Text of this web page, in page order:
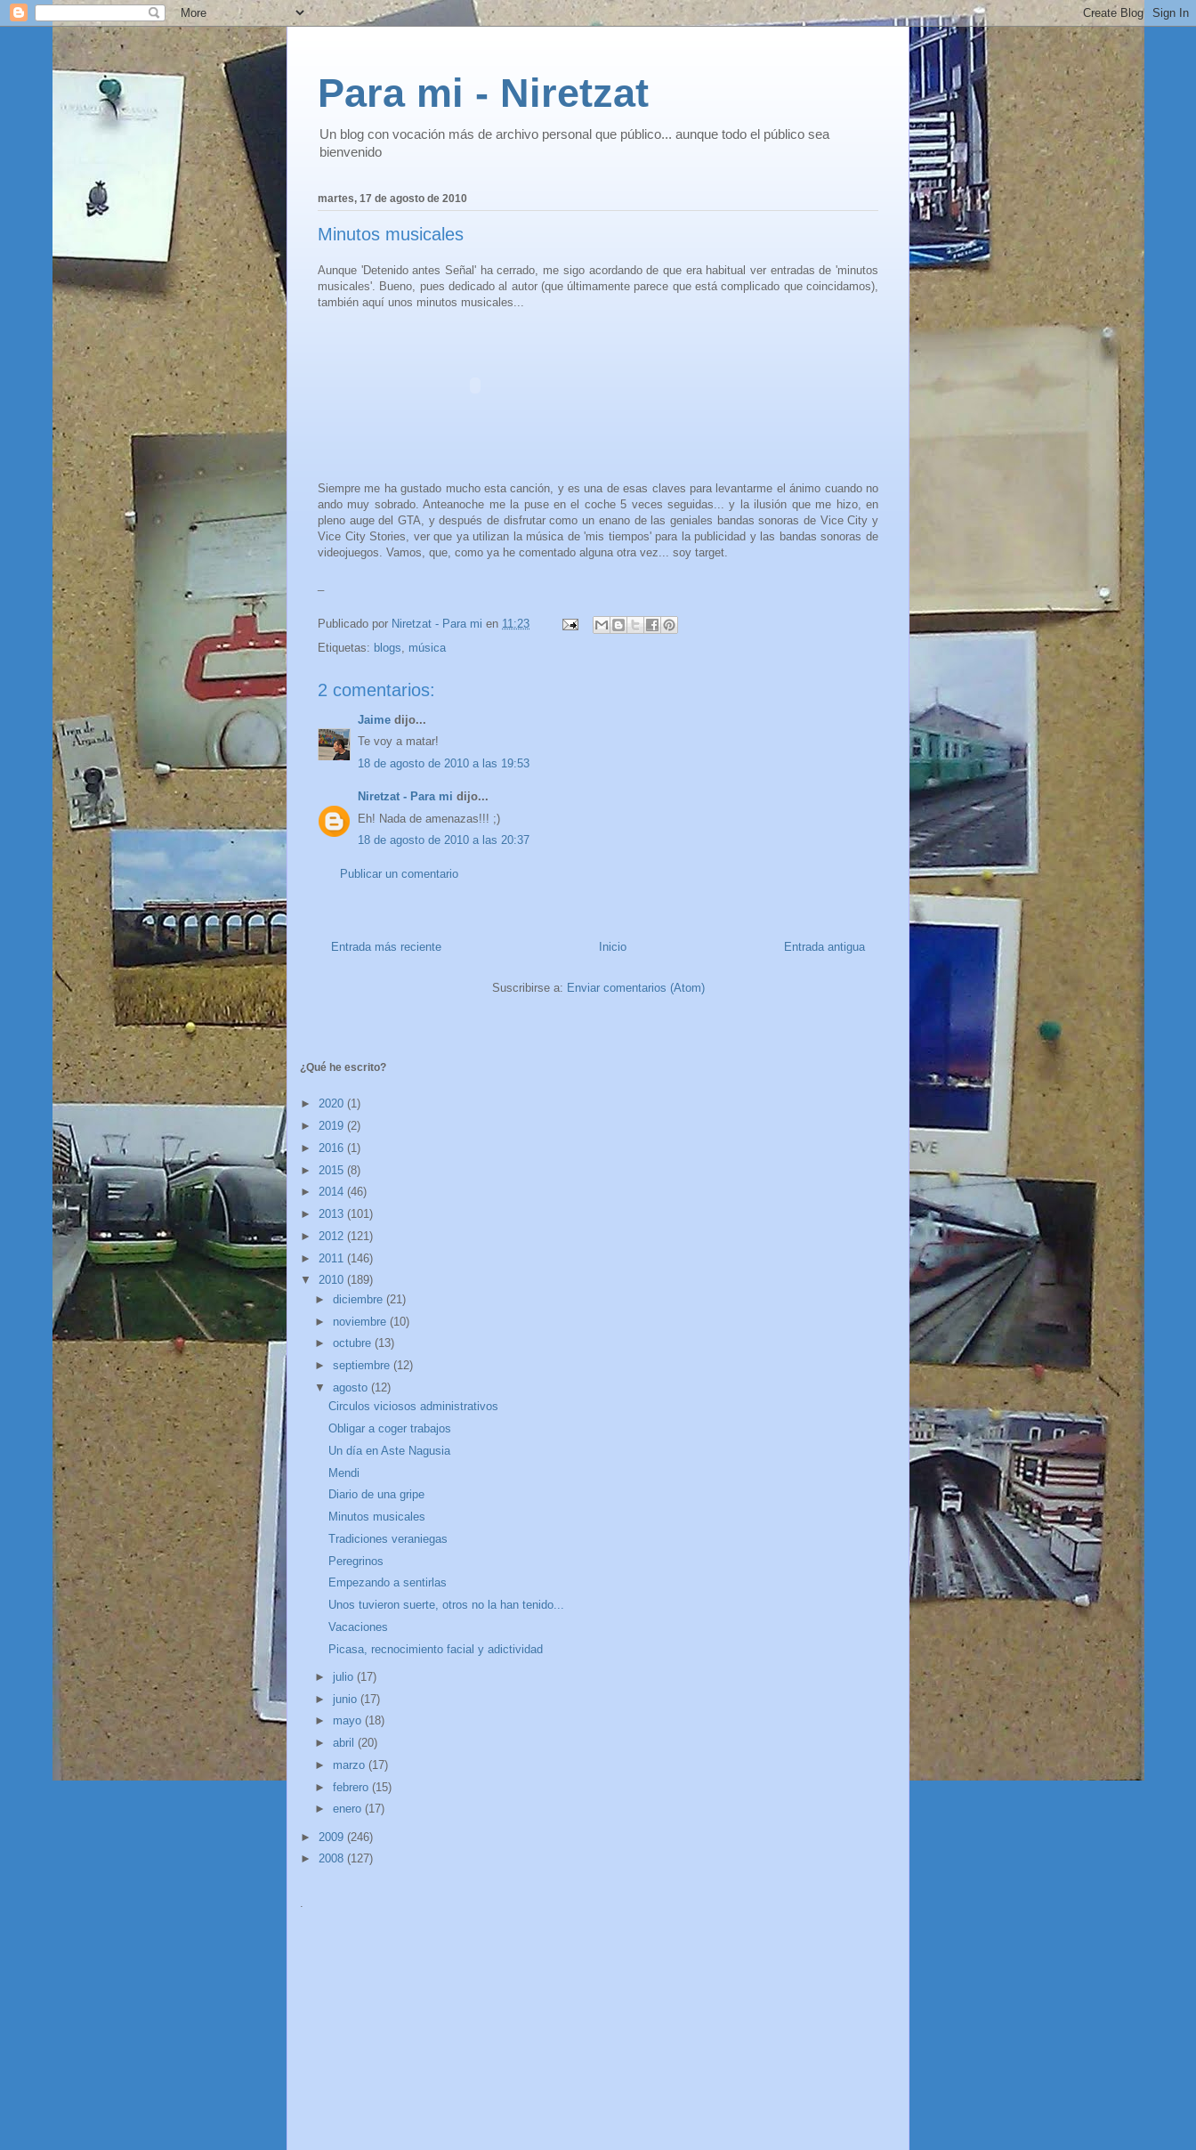
Para mi - Niretzat
Un blog con vocación más de archivo personal que público... aunque todo el público sea
bienvenido
martes, 17 de agosto de 2010
Minutos musicales
Aunque 'Detenido antes Señal' ha cerrado, me sigo acordando de que era habitual ver entradas de 'minutos
musicales'. Bueno, pues dedicado al autor (que últimamente parece que está complicado que coincidamos),
también aquí unos minutos musicales...
Siempre me ha gustado mucho esta canción, y es una de esas claves para levantarme el ánimo cuando no
ando muy sobrado. Anteanoche me la puse en el coche 5 veces seguidas... y la ilusión que me hizo, en
pleno auge del GTA, y después de disfrutar como un enano de las geniales bandas sonoras de Vice City y
Vice City Stories, ver que ya utilizan la música de 'mis tiempos' para la publicidad y las bandas sonoras de
videojuegos. Vamos, que, como ya he comentado alguna otra vez... soy target.
Publicado por Niretzat - Para mi en 11:23
Etiquetas: blogs música
2 comentarios:
Jaime dijo...
Te voy a matar!
18 de agosto de 2010 a las 19:53
Niretzat - Para mi dijo...
Eh! Nada de amenazas!!! ;)
18 de agosto de 2010 a las 20:37
Publicar un comentario
Entrada más reciente Entrada antigua
Inicio
Suscribirse a: Enviar comentarios (Atom)
¿Qué he escrito?
► 2020 (1)
► 2019 (2)
► 2016 (1)
► 2015 (8)
► 2014 (46)
► 2013 (101)
► 2012 (121)
► 2011 (146)
▼ 2010 (189)
► diciembre (21)
► noviembre (10)
► octubre (13)
► septiembre (12)
▼ agosto (12)
Circulos viciosos administrativos
Obligar a coger trabajos
Un día en Aste Nagusia
Mendi
Diario de una gripe
Minutos musicales
Tradiciones veraniegas
Peregrinos
Empezando a sentirlas
Unos tuvieron suerte, otros no la han tenido...
Vacaciones
Picasa, recnocimiento facial y adictividad
► julio (17)
► junio (17)
► mayo (18)
► abril (20)
► marzo (17)
► febrero (15)
► enero (17)
► 2009 (246)
► 2008 (127)